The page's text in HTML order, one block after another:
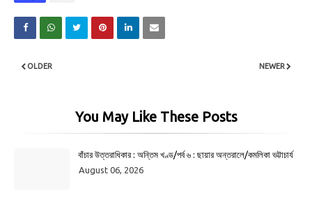
NEWER
OLDER
You May Like These Posts
বাঁচার উত্তরাধিকার : অন্তিম খণ্ড/পর্ব ৬ : ছায়ার অন্তরালে/কমলিকা ভট্টাচার্য
August 06, 2026